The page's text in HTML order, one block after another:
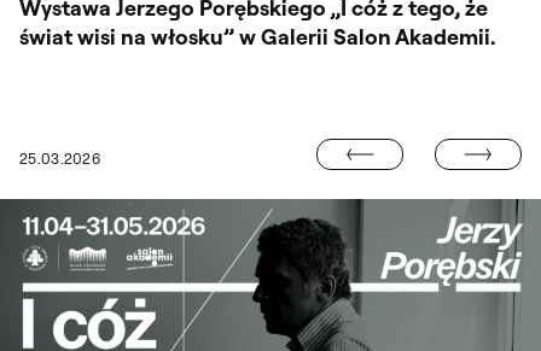
25.03.2026
Wystawa Jerzego Porębskiego „I cóż z tego, że
świat wisi na włosku” w Galerii Salon Akademii.
NABÓR OTWARTY DO WYSTAWY UZNANIE